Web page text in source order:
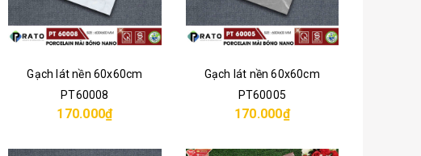
Gạch lát nền 60x60cm
PT60008
170.000₫
Gạch lát nền 60x60cm
PT60005
170.000₫